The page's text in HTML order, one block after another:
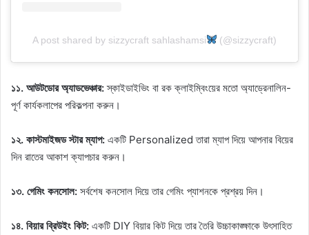
A post shared by sizzycraft sahlashamsi (@sizzycraft)
১১. আউটডোর অ্যাডভেঞ্চার:স্কাইডাইভিং বা রক ক্লাইম্বিংয়ের মতো অ্যাড্রেনালিন-
পূর্ণ কার্যকলাপের পরিকল্পনা করুন।
১২. কাস্টমাইজড স্টার ম্যাপ: একটি Personalized তারা ম্যাপ দিয়ে আপনার বিয়ের
দিন রাতের আকাশ ক্যাপচার করুন।
১৩. গেমিং কনসোল: সর্বশেষ কনসোল দিয়ে তার গেমিং প্যাশনকে প্রশ্রয় দিন।
১৪. বিয়ার ব্রিউইং কিট: একটি DIY বিয়ার কিট দিয়ে তার তৈরি উচ্চাকাঙ্ক্ষাকে উৎসাহিত